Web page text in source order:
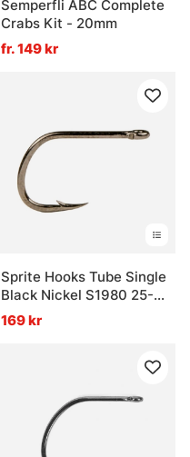
Semperfli ABC Complete
Crabs Kit - 20mm
fr. 149 kr
Sprite Hooks Tube Single
Black Nickel S1980 25-
pack
169 kr